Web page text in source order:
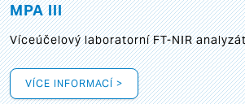
MPA III
Víceúčelový laboratorní FT-NIR
VÍCE INFORMACÍ >